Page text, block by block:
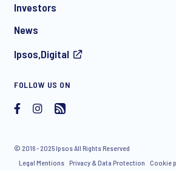
communication about products and
withdraw your consent at any time
Investors
News
Ipsos,Digital
FOLLOW US ON
© 2016 - 2025 Ipsos All Rights Reserved
Legal Mentions Privacy & Data Protection Cookie